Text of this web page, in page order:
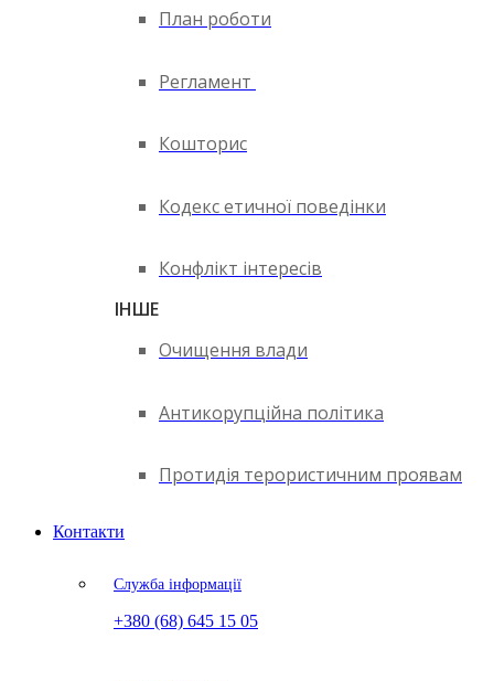
План роботи
Регламент
Кошторис
Кодекс етичної поведінки
Конфлікт інтересів
ІНШЕ
Очищення влади
Антикорупційна політика
Протидія терористичним проявам
Контакти
Служба інформації
+380 (68) 645 15 05